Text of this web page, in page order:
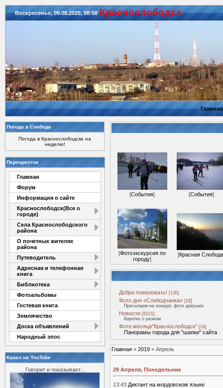
Воскресенье, 09.08.2026, 08:58 Красноcлободск
Главная
Погода в Слободе
Погода в Краснослободске на
неделю!
Перекресток
Главная
Форум
Информация о сайте
Краснослободск(Все о
городе)
Села Краснослободского
района
О почетных жителях
района
Путеводитель
Адресная и телефонная
книга
Библиотека
Фотоальбомы
Гостевая книга
Землячество
Доска объявлений
Народный эпос
Канал на YouTube
Говорит и показывает...
[События] [События]
[Фотоэкскурсия по
городу]
[Красная Слобода
Добро пожаловать! [130]
Фото дня «Слободчанка» [18]
Присылаем на конкурс фото девушек
Новости [6221]
Коротко о разном
Фото месяца"Краснослободск" [16]
Панорамы города для "шапки" сайта
Главная » 2019 » Апрель
29 Апреля, Понедельник
13:43 Диктант на мордовском языке